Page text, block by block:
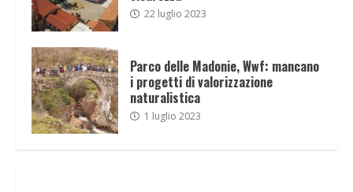
22 luglio 2023
Parco delle Madonie, Wwf: mancano
i progetti di valorizzazione
naturalistica
1 luglio 2023